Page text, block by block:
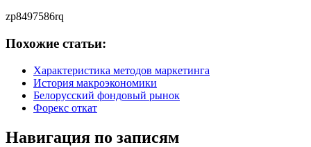
zp8497586rq
Похожие статьи:
Характеристика методов маркетинга
История макроэкономики
Белорусский фондовый рынок
Форекс откат
Навигация по записям